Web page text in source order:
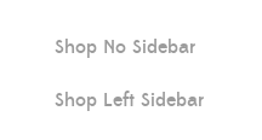
Shop No Sidebar
Shop Left Sidebar